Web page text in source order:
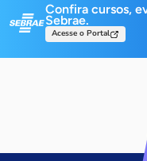
Confira cursos,
Sebrae.
Acesse o Portal